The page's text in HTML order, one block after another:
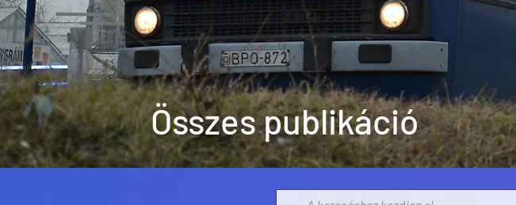
Összes publikáció